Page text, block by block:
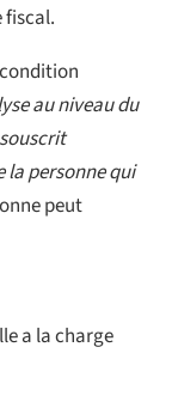
fiscal.
au niveau du
la personne qui
peut
a la charge